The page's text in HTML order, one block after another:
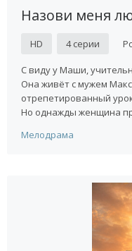
Назови меня
HD 4 серии
С виду у Маши,
Она живёт с мужем
отрепетированный
Но однажды женщина
Мелодрама